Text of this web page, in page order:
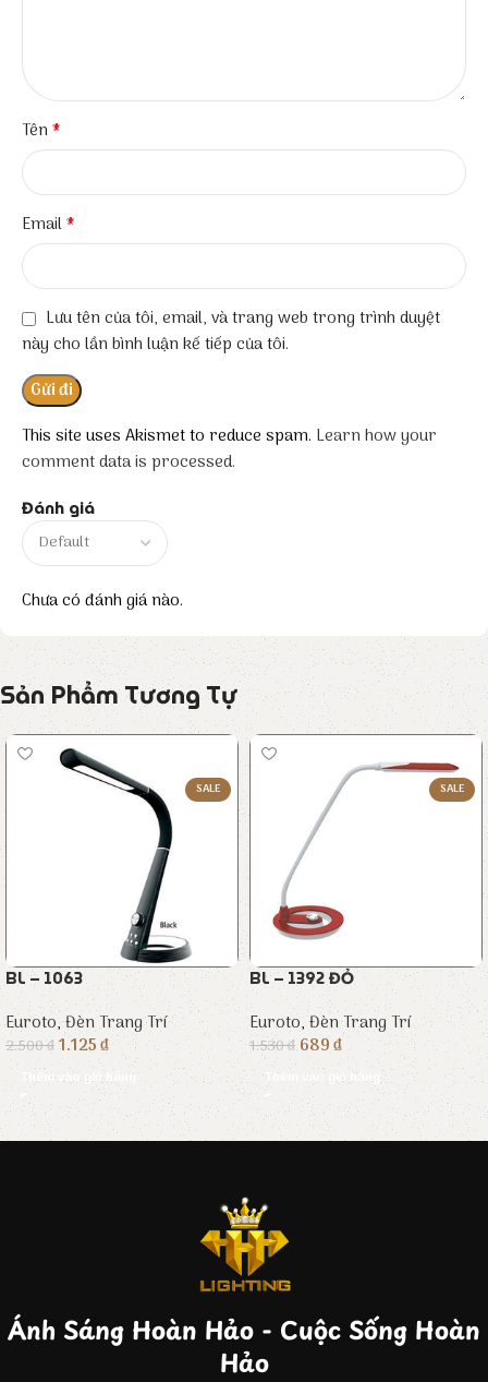
Đánh giá
Chưa có đánh giá nào.
Tên*
Email*
Lưu tên của tôi, email, và trang web trong trình duyệt
này cho lần bình luận kế tiếp của tôi.
This site uses Akismet to reduce spam. Learn how your
comment data is processed.
Sản Phẩm Tương Tự
SALE
BL – 1063
Euroto,Đèn Trang Trí
2.500₫1.125₫
Thêm vào giỏ hàng
SALE
BL – 1392 ĐỎ
Euroto,Đèn Trang Trí
1.530₫ 689₫
Thêm vào giỏ hàng
Ánh Sáng Hoàn Hảo - Cuộc Sống Hoàn
Hảo